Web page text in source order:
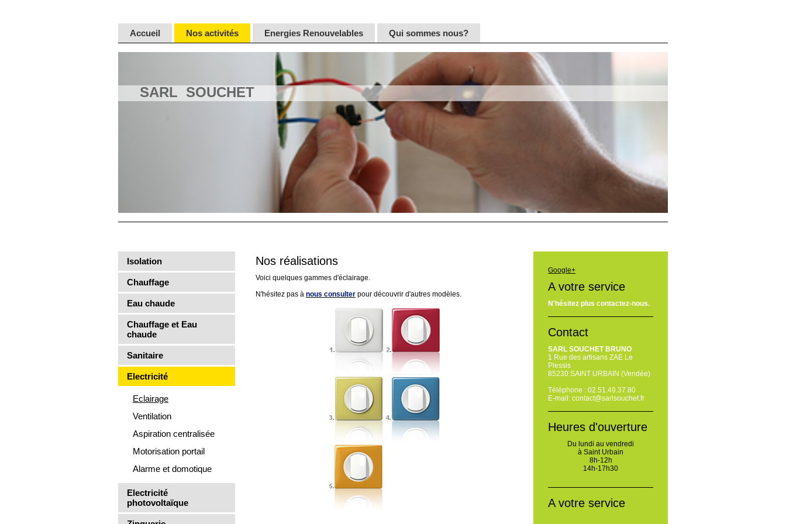
Accueil Nos activités Energies Renouvelables Qui sommes nous?
SARL SOUCHET
Isolation
Chauffage
Eau chaude
Chauffage et Eau
chaude
Sanitaire
Electricité
Eclairage
Ventilation
Aspiration centralisée
Motorisation portail
Alarme et domotique
Electricité
photovoltaïque
Nos réalisations
Voici quelques gammes d'éclairage.
N'hésitez pas à nous consulter pour découvrir d'autres modèles.
Google+
A votre service
N'hésitez plus contactez-nous.
Contact
SARL SOUCHET BRUNO
1 Rue des artisans ZAE Le
Plessis
85230 SAINT URBAIN (Vendée)
Téléphone : 02.51.49.37.80
E-mail: contact@sarlsouchet.fr
Heures d'ouverture
Du lundi au vendredi
à Saint Urbain
8h-12h
14h-17h30
A votre service